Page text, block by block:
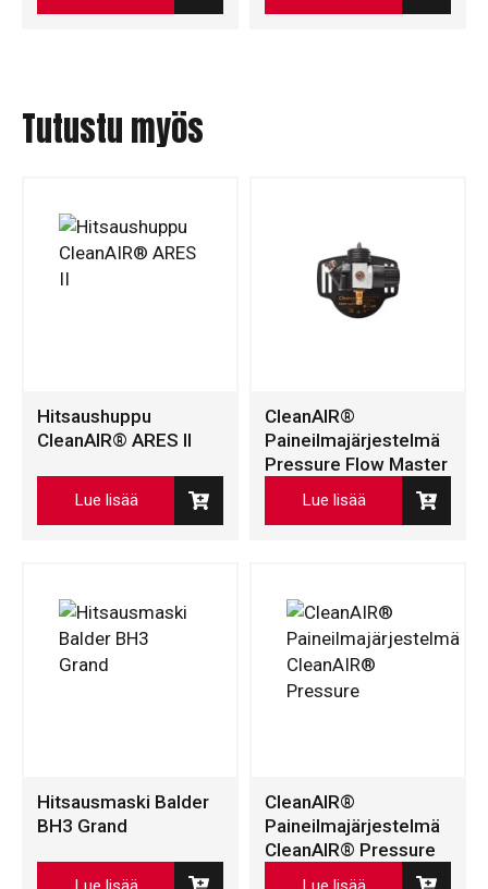
Tutustu myös
Hitsaushuppu
CleanAIR® ARES II
Lue lisää
CleanAIR®
Paineilmajärjestelmä
Pressure Flow Master
Lue lisää
Hitsausmaski Balder
BH3 Grand
CleanAIR®
Paineilmajärjestelmä
CleanAIR® Pressure